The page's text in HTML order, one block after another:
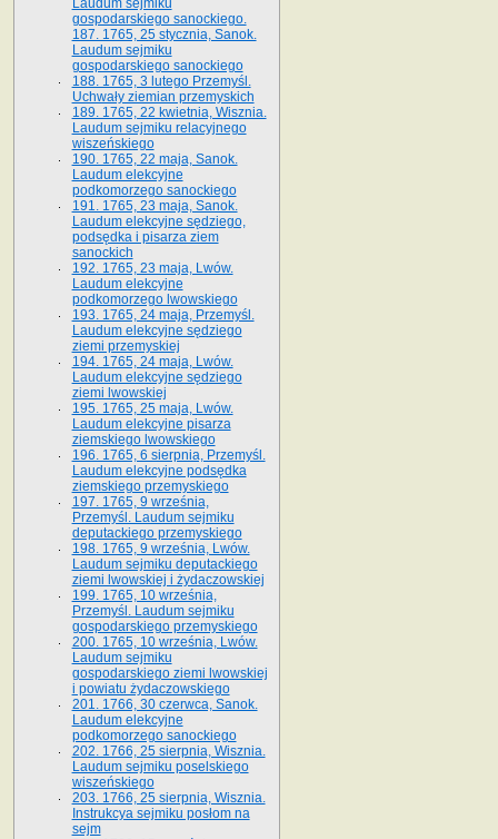
Laudum sejmiku
gospodarskiego sanockiego.
187. 1765, 25 stycznia, Sanok.
Laudum sejmiku
gospodarskiego sanockiego
188. 1765, 3 lutego Przemyśl.
Uchwały ziemian przemyskich
189. 1765, 22 kwietnia, Wisznia.
Laudum sejmiku relacyjnego
wiszeńskiego
190. 1765, 22 maja, Sanok.
Laudum elekcyjne
podkomorzego sanockiego
191. 1765, 23 maja, Sanok.
Laudum elekcyjne sędziego,
podsędka i pisarza ziem
sanockich
192. 1765, 23 maja, Lwów.
Laudum elekcyjne
podkomorzego lwowskiego
193. 1765, 24 maja, Przemyśl.
Laudum elekcyjne sędziego
ziemi przemyskiej
194. 1765, 24 maja, Lwów.
Laudum elekcyjne sędziego
ziemi lwowskiej
195. 1765, 25 maja, Lwów.
Laudum elekcyjne pisarza
ziemskiego lwowskiego
196. 1765, 6 sierpnia, Przemyśl.
Laudum elekcyjne podsędka
ziemskiego przemyskiego
197. 1765, 9 września,
Przemyśl. Laudum sejmiku
deputackiego przemyskiego
198. 1765, 9 września, Lwów.
Laudum sejmiku deputackiego
ziemi lwowskiej i żydaczowskiej
199. 1765, 10 września,
Przemyśl. Laudum sejmiku
gospodarskiego przemyskiego
200. 1765, 10 września, Lwów.
Laudum sejmiku
gospodarskiego ziemi lwowskiej
i powiatu żydaczowskiego
201. 1766, 30 czerwca, Sanok.
Laudum elekcyjne
podkomorzego sanockiego
202. 1766, 25 sierpnia, Wisznia.
Laudum sejmiku poselskiego
wiszeńskiego
203. 1766, 25 sierpnia, Wisznia.
Instrukcya sejmiku posłom na
sejm